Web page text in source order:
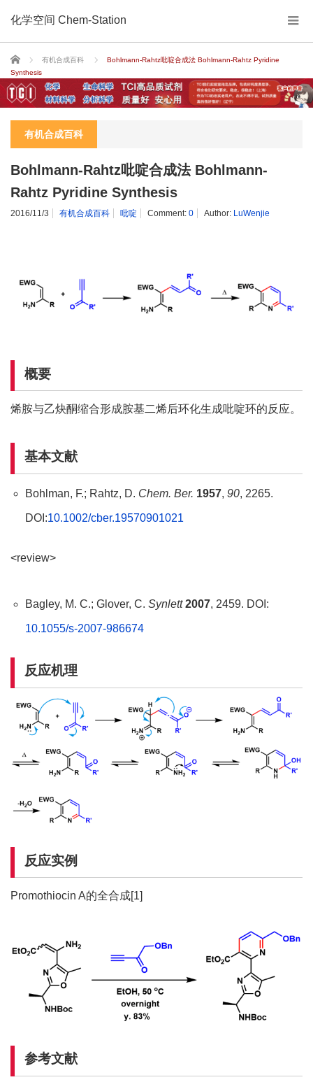
化学空间 Chem-Station
Home 有机合成百科
Bohlmann-Rahtz吡啶合成法 Bohlmann-Rahtz Pyridine
Synthesis
有机合成百科
Bohlmann-Rahtz吡啶合成法 Bohlmann-
Rahtz Pyridine Synthesis
2016/11/3 有机合成百科 吡啶 Comment: 0 Author: LuWenjie
概要
烯胺与乙炔酮缩合形成胺基二烯后环化生成吡啶环的反应。
基本文献
Bohlman, F.; Rahtz, D. Chem. Ber. 1957, 90, 2265.
DOI:10.1002/cber.19570901021
<review>
Bagley, M. C.; Glover, C. Synlett 2007, 2459. DOI:
10.1055/s-2007-986674
反应机理
反应实例
Promothiocin A的全合成[1]
参考文献